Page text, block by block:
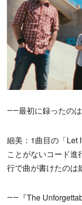
――最初に録ったの
細美：1曲目の「Let
ことがないコード
行で曲が書けたのは
――『The